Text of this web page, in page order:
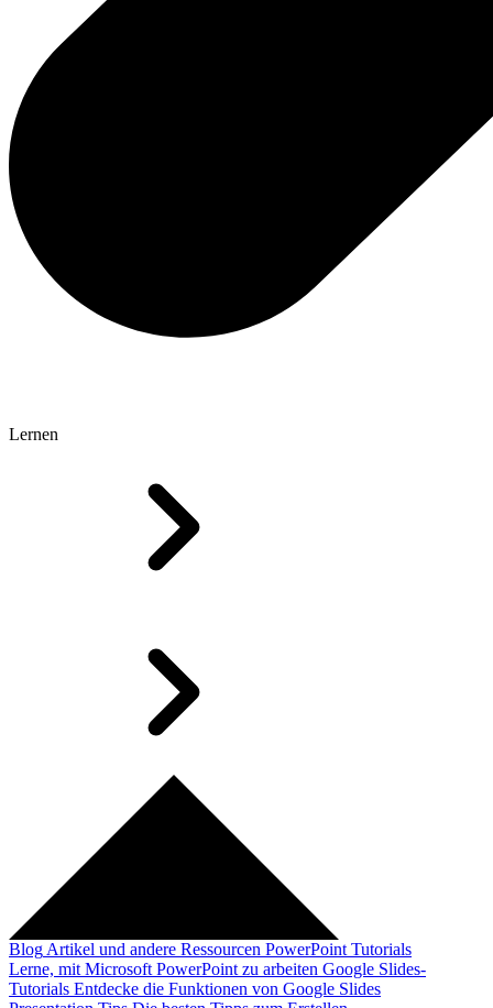
Lernen
Blog Artikel und andere Ressourcen PowerPoint Tutorials
Lerne, mit Microsoft PowerPoint zu arbeiten Google Slides-
Tutorials Entdecke die Funktionen von Google Slides